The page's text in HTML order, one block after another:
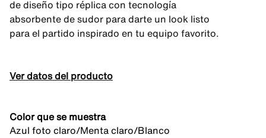
de diseño tipo réplica con tecnología
absorbente de sudor para darte un look listo
para el partido inspirado en tu equipo favorito.
Ver datos del producto
Color que se muestra
Azul foto claro/Menta claro/Blanco